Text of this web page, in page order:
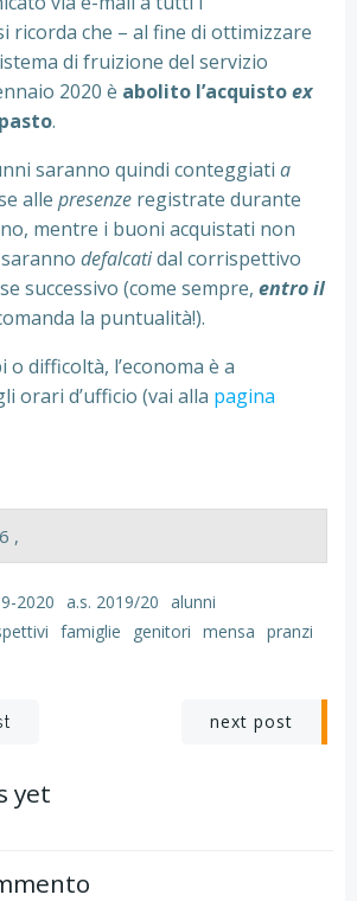
ricorda che – al fine di ottimizzare
di fruizione del servizio
2020 è abolito l’acquistoex
.
saranno quindi conteggiati a
alle presenze registrate durante
mentre i buoni acquistati non
defalcatidal corrispettivo
successivo (come sempre, entro il
la puntualità!).
o difficoltà, l’economa è a
orari d’ufficio (vai alla pagina
,
2020 a.s. 2019/20 alunni
famiglie genitori mensa pranzi
Navigazione
next post
yet